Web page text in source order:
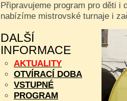
Připravujeme program pro děti i
nabízíme mistrovské turnaje i
DALŠÍ
INFORMACE
AKTUALITY
OTVÍRACÍ DOBA
VSTUPNÉ
PROGRAM